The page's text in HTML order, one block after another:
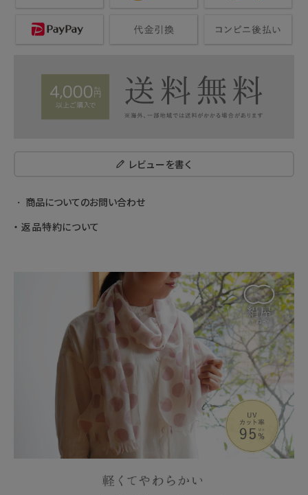
レビューを書く
商品についてのお問い合わせ
返品特約について